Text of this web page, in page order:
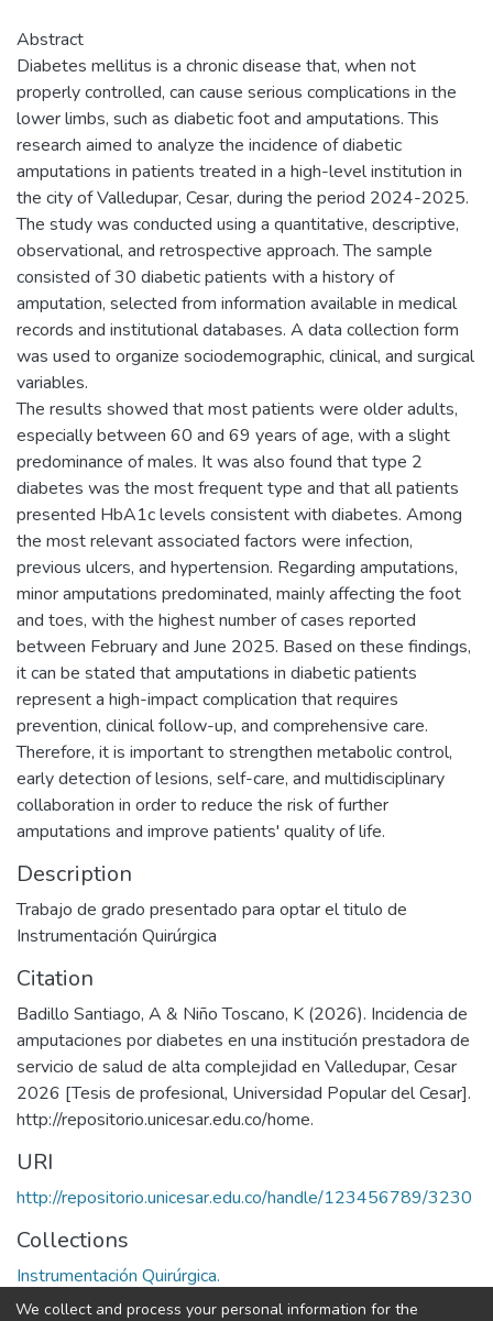
Abstract
Diabetes mellitus is a chronic disease that, when not
properly controlled, can cause serious complications in the
lower limbs, such as diabetic foot and amputations. This
research aimed to analyze the incidence of diabetic
amputations in patients treated in a high-level institution in
the city of Valledupar, Cesar, during the period 2024-2025.
The study was conducted using a quantitative, descriptive,
observational, and retrospective approach. The sample
consisted of 30 diabetic patients with a history of
amputation, selected from information available in medical
records and institutional databases. A data collection form
was used to organize sociodemographic, clinical, and surgical
variables.
The results showed that most patients were older adults,
especially between 60 and 69 years of age, with a slight
predominance of males. It was also found that type 2
diabetes was the most frequent type and that all patients
presented HbA1c levels consistent with diabetes. Among
the most relevant associated factors were infection,
previous ulcers, and hypertension. Regarding amputations,
minor amputations predominated, mainly affecting the foot
and toes, with the highest number of cases reported
between February and June 2025. Based on these findings,
it can be stated that amputations in diabetic patients
represent a high-impact complication that requires
prevention, clinical follow-up, and comprehensive care.
Therefore, it is important to strengthen metabolic control,
early detection of lesions, self-care, and multidisciplinary
collaboration in order to reduce the risk of further
amputations and improve patients' quality of life.
Description
Trabajo de grado presentado para optar el titulo de
Instrumentación Quirúrgica
Citation
Badillo Santiago, A & Niño Toscano, K (2026). Incidencia de
amputaciones por diabetes en una institución prestadora de
servicio de salud de alta complejidad en Valledupar, Cesar
2026 [Tesis de profesional, Universidad Popular del Cesar].
http://repositorio.unicesar.edu.co/home.
URI
http://repositorio.unicesar.edu.co/handle/123456789/3230
Collections
Instrumentación Quirúrgica.
We collect and process your personal information for the